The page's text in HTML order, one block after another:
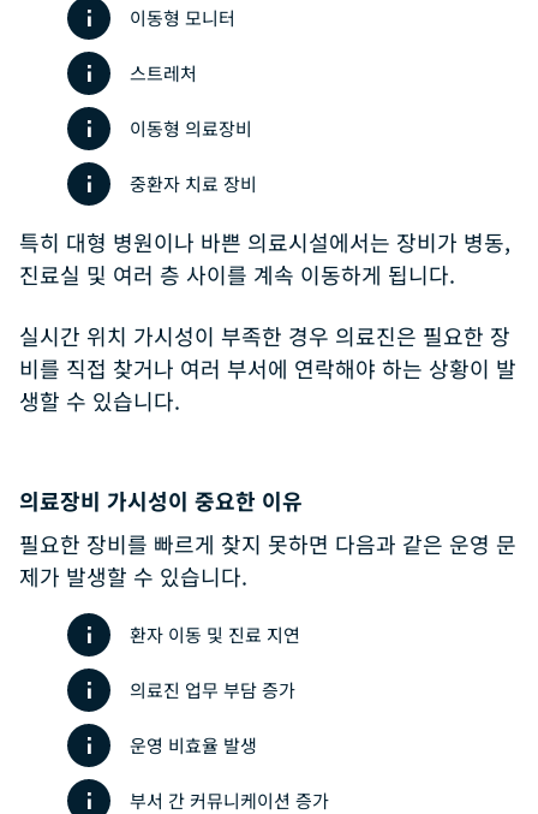
이동형 모니터
스트레처
이동형 의료장비
중환자 치료 장비
특히 대형 병원이나 바쁜 의료시설에서는 장비가 병동,
진료실 및 여러 층 사이를 계속 이동하게 됩니다.
실시간 위치 가시성이 부족한 경우 의료진은 필요한 장
비를 직접 찾거나 여러 부서에 연락해야 하는 상황이 발
생할 수 있습니다.
의료장비 가시성이 중요한 이유
필요한 장비를 빠르게 찾지 못하면 다음과 같은 운영 문
제가 발생할 수 있습니다.
환자 이동 및 진료 지연
의료진 업무 부담 증가
운영 비효율 발생
부서 간 커뮤니케이션 증가